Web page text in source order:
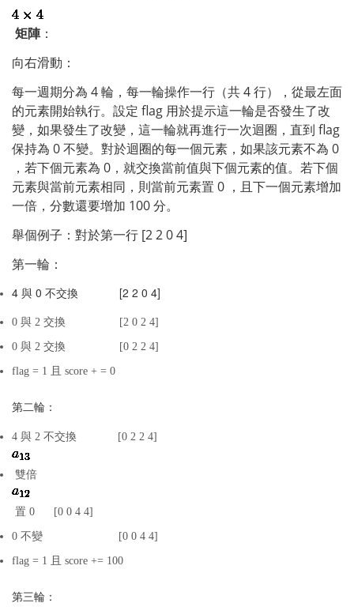
矩陣：
向右滑動：
每一週期分為 4 輪，每一輪操作一行（共 4 行），從最左面
的元素開始執行。設定 flag 用於提示這一輪是否發生了改
變，如果發生了改變，這一輪就再進行一次迴圈，直到 flag
保持為 0 不變。對於迴圈的每一個元素，如果該元素不為 0
，若下個元素為 0，就交換當前值與下個元素的值。若下個
元素與當前元素相同，則當前元素置 0 ，且下一個元素增加
一倍，分數還要增加 100 分。
舉個例子：對於第一行 [2 2 0 4]
第一輪：
4 與 0 不交換             [2 2 0 4]
0 與 2 交換                 [2 0 2 4]
0 與 2 交換                 [0 2 2 4]
flag = 1 且 score + = 0
第二輪：
4 與 2 不交換             [0 2 2 4]
雙倍
置 0      [0 0 4 4]
0 不變                        [0 0 4 4]
flag = 1 且 score += 100
第三輪：